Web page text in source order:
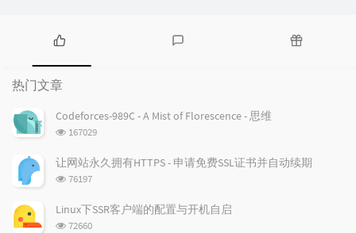
热
门
文
章
论
热门文章
Codeforces-989C - A Mist of Florescence - 思维
浏
次
数:
167029
让网站永久拥有HTTPS - 申请免费SSL证书并自动续期
浏
次
76197
Linux下SSR客户端的配置与开机自启
浏
72660